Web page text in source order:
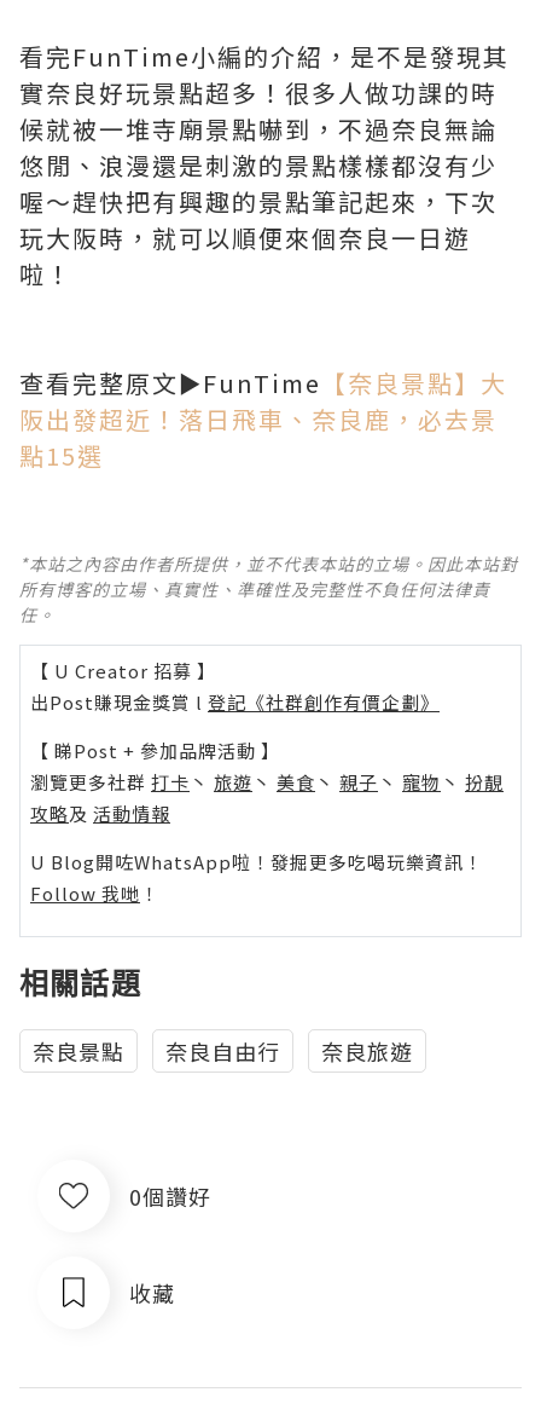
看完FunTime小編的介紹，是不是發現其
實奈良好玩景點超多！很多人做功課的時
候就被一堆寺廟景點嚇到，不過奈良無論
悠閒、浪漫還是刺激的景點樣樣都沒有少
喔～趕快把有興趣的景點筆記起來，下次
玩大阪時，就可以順便來個奈良一日遊
啦！
查看完整原文►FunTime 【奈良景點】大
阪出發超近！落日飛車、奈良鹿，必去景
點15選
*本站之內容由作者所提供，並不代表本站的立場。因此本站對
所有博客的立場、真實性、準確性及完整性不負任何法律責
任。
【 U Creator 招募 】
出Post賺現金獎賞 l 登記《社群創作有價企劃》
【 睇Post + 參加品牌活動 】
瀏覽更多社群 打卡 丶 旅遊 丶 美食 丶 親子 丶 寵物 丶 扮靚
攻略及 活動情報
U Blog開咗WhatsApp啦！發掘更多吃喝玩樂資訊！
Follow 我哋 ！
相關話題
奈良景點 奈良自由行 奈良旅遊
0個讚好
收藏